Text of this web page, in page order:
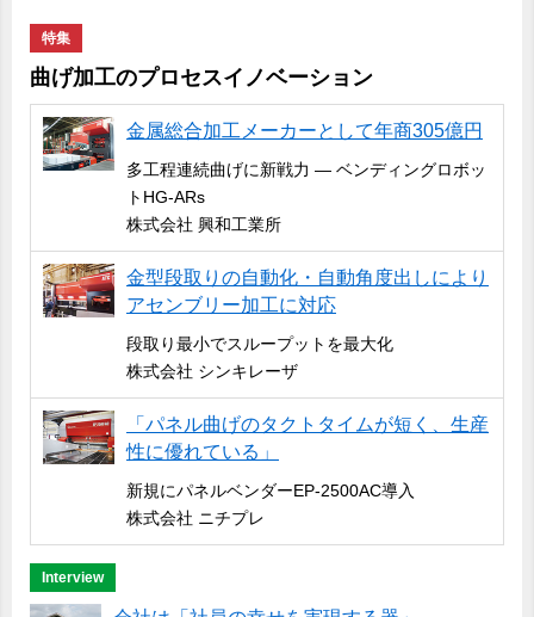
特集
曲げ加工のプロセスイノベーション
金属総合加工メーカーとして年商305億円
多工程連続曲げに新戦力 ― ベンディングロボッ
トHG-ARs
株式会社 興和工業所
金型段取りの自動化・自動角度出しにより
アセンブリー加工に対応
段取り最小でスループットを最大化
株式会社 シンキレーザ
「パネル曲げのタクトタイムが短く、生産
性に優れている」
新規にパネルベンダーEP-2500AC導入
株式会社 ニチプレ
Interview